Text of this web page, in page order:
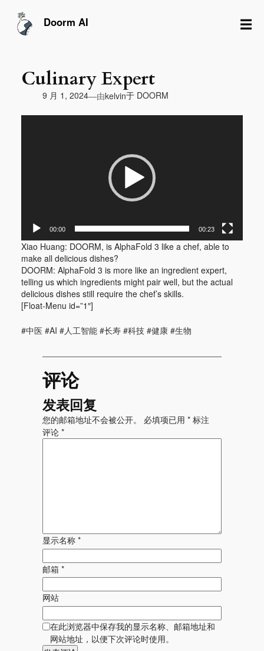
Doorm AI ☰
Culinary Expert
9 月 1, 2024—由kelvin于 DOORM
00:00 00:23
Xiao Huang: DOORM, is AlphaFold 3 like a chef, able to
make all delicious dishes?
DOORM: AlphaFold 3 is more like an ingredient expert,
telling us which ingredients might pair well, but the actual
delicious dishes still require the chef’s skills.
[Float-Menu id=”1″]
#中医 #AI #人工智能 #长寿 #科技 #健康 #生物
评论
发表回复
您的邮箱地址不会被公开。 必填项已用 *标注
评论 *
显示名称 *
邮箱 *
网站
在此浏览器中保存我的显示名称、邮箱地址和
网站地址，以便下次评论时使用。